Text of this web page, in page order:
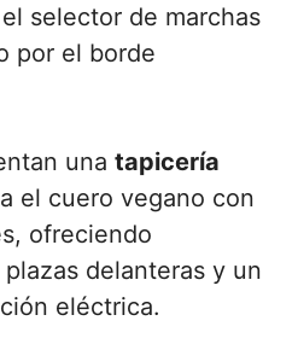
selector de marchas
por el borde
una tapicería
el cuero vegano con
ofreciendo
delanteras y un
eléctrica.